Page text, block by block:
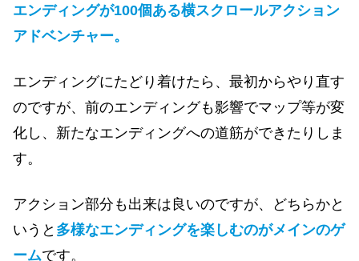
エンディングが100個ある横スクロールアクション
アドベンチャー。
エンディングにたどり着けたら、最初からやり直す
のですが、前のエンディングも影響でマップ等が変
化し、新たなエンディングへの道筋ができたりしま
す。
アクション部分も出来は良いのですが、どちらかと
いうと 多様なエンディングを楽しむのがメインのゲ
ームです。